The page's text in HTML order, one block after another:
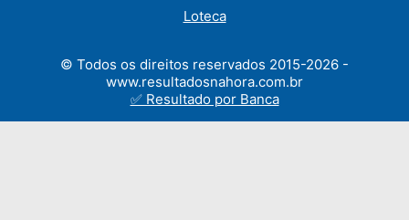
Loteca
© Todos os direitos reservados 2015-2026 -
www.resultadosnahora.com.br
✅ Resultado por Banca